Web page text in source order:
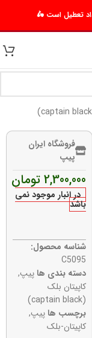
فروشگاه ایران
پیپ
2,300,000 تومان
در انبار موجود نمی
باشد
شناسه محصول:
C5095
دسته بندی ها پیپ,
کاپیتان بلک
(captain black)
برچسب ها پیپ,
کاپیتان-بلک